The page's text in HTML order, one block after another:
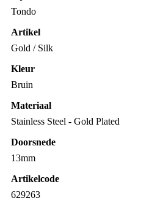
Tondo
Artikel
Gold / Silk
Kleur
Bruin
Materiaal
Stainless Steel - Gold Plated
Doorsnede
13mm
Artikelcode
629263